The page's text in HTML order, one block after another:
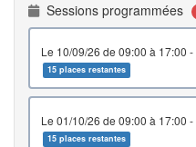
Sessions programmées
15 places restantes
15 places restantes